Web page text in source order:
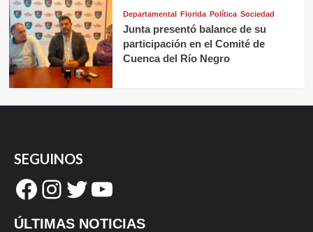
Departamental Florida Política Sociedad
Junta presentó balance de su
participación en el Comité de
Cuenca del Río Negro
SEGUINOS
Facebook
Instagram
Twitter
YouTube
ÚLTIMAS NOTICIAS